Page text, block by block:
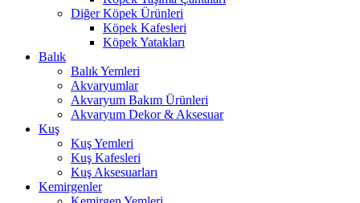
Diğer Köpek Ürünleri
Köpek Kafesleri
Köpek Yatakları
Balık
Balık Yemleri
Akvaryumlar
Akvaryum Bakım Ürünleri
Akvaryum Dekor & Aksesuar
Kuş
Kuş Yemleri
Kuş Kafesleri
Kuş Aksesuarları
Kemirgenler